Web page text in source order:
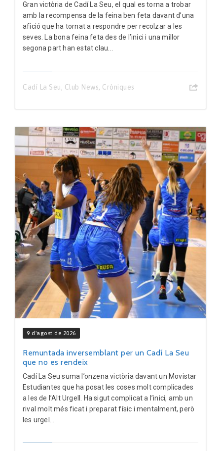
Gran victòria de Cadí La Seu, el qual es torna a trobar
amb la recompensa de la feina ben feta davant d’una
afició que ha tornat a respondre per recolzar a les
seves. La bona feina feta des de l’inici i una millor
segona part han estat clau...
Cadí La Seu, Club News, Cròniques
9 d'agost de 2026
Remuntada inversemblant per un Cadí La Seu
que no es rendeix
Cadí La Seu suma l’onzena victòria davant un Movistar
Estudiantes que ha posat les coses molt complicades
a les de l’Alt Urgell. Ha sigut complicat a l’inici, amb un
rival molt més ficat i preparat físic i mentalment, però
les urgel...